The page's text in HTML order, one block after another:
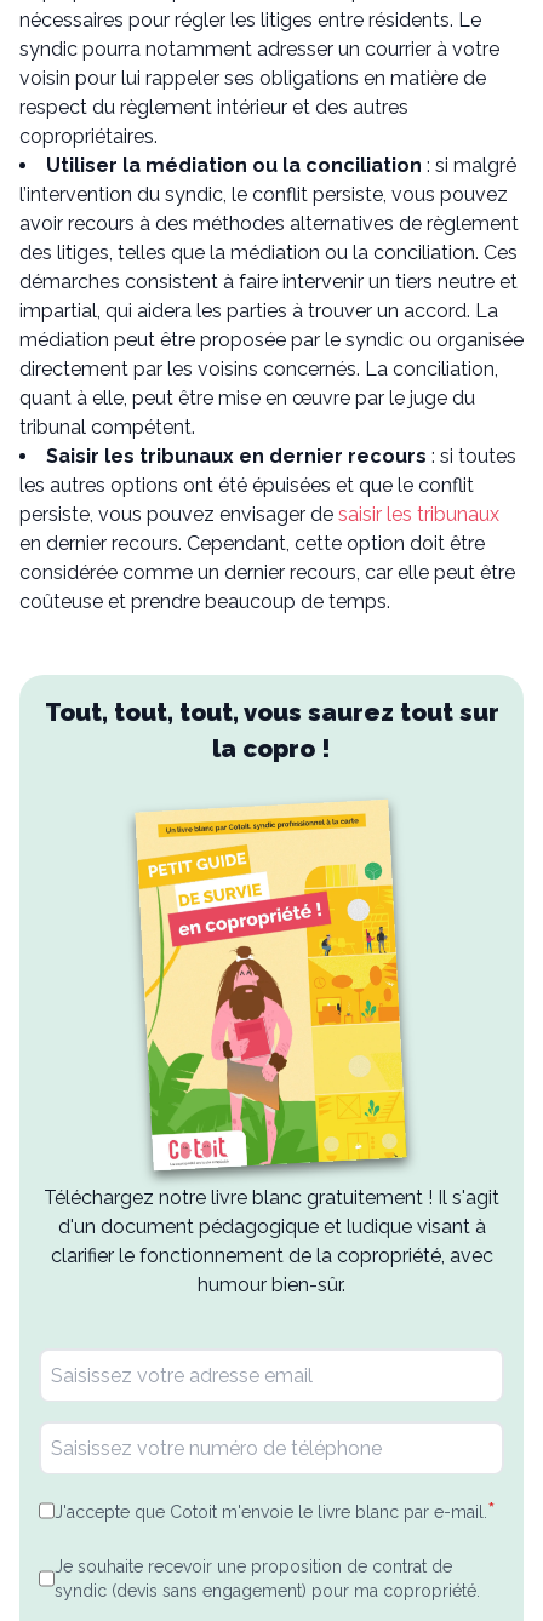
nécessaires pour régler les litiges entre résidents. Le
syndic pourra notamment adresser un courrier à votre
voisin pour lui rappeler ses obligations en matière de
respect du règlement intérieur et des autres
copropriétaires.
Utiliser la médiation ou la conciliation : si malgré
l’intervention du syndic, le conflit persiste, vous pouvez
avoir recours à des méthodes alternatives de règlement
des litiges, telles que la médiation ou la conciliation. Ces
démarches consistent à faire intervenir un tiers neutre et
impartial, qui aidera les parties à trouver un accord. La
médiation peut être proposée par le syndic ou organisée
directement par les voisins concernés. La conciliation,
quant à elle, peut être mise en œuvre par le juge du
tribunal compétent.
Saisir les tribunaux en dernier recours : si toutes
les autres options ont été épuisées et que le conflit
persiste, vous pouvez envisager de saisir les tribunaux
en dernier recours. Cependant, cette option doit être
considérée comme un dernier recours, car elle peut être
coûteuse et prendre beaucoup de temps.
Tout, tout, tout, vous saurez tout sur
la copro !
Téléchargez notre livre blanc gratuitement ! Il s'agit
d'un document pédagogique et ludique visant à
clarifier le fonctionnement de la copropriété, avec
humour bien-sûr.
J'accepte que Cotoit m'envoie le livre blanc par e-mail. *
Je souhaite recevoir une proposition de contrat de
syndic (devis sans engagement) pour ma copropriété.